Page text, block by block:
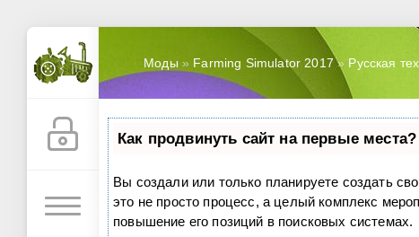
Моды» Farming Simulator 2017» Русская
Как продвинуть сайт на первые места?
Вы создали или только планируете создать
это не просто процесс, а целый комплекс
повышение его позиций в поисковых системах.